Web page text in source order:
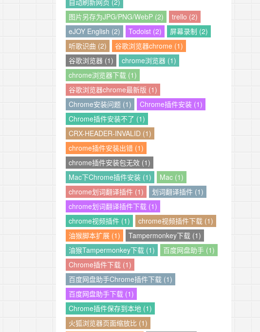
自动刷新网页 (2)
图片另存为JPG/PNG/WebP (2)
trello (2)
eJOY English (2)
Todoist (2)
屏幕录制 (2)
听歌识曲 (2)
谷歌浏览器chrome (1)
谷歌浏览器 (1)
chrome浏览器 (1)
chrome浏览器下载 (1)
谷歌浏览器chrome最新版 (1)
Chrome安装问题 (1)
Chrome插件安装 (1)
Chrome插件安装不了 (1)
CRX-HEADER-INVALID (1)
chrome插件安装出错 (1)
chrome插件安装包无效 (1)
Mac下Chrome插件安装 (1)
Mac (1)
chrome划词翻译插件 (1)
划词翻译插件 (1)
chrome划词翻译插件下载 (1)
chrome视频插件 (1)
chrome视频插件下载 (1)
油猴脚本扩展 (1)
Tampermonkey下载 (1)
油猴Tampermonkey下载 (1)
百度网盘助手 (1)
Chrome插件下载 (1)
百度网盘助手Chrome插件下载 (1)
百度网盘助手下载 (1)
Chrome插件保存到本地 (1)
火狐浏览器页面缩放比 (1)